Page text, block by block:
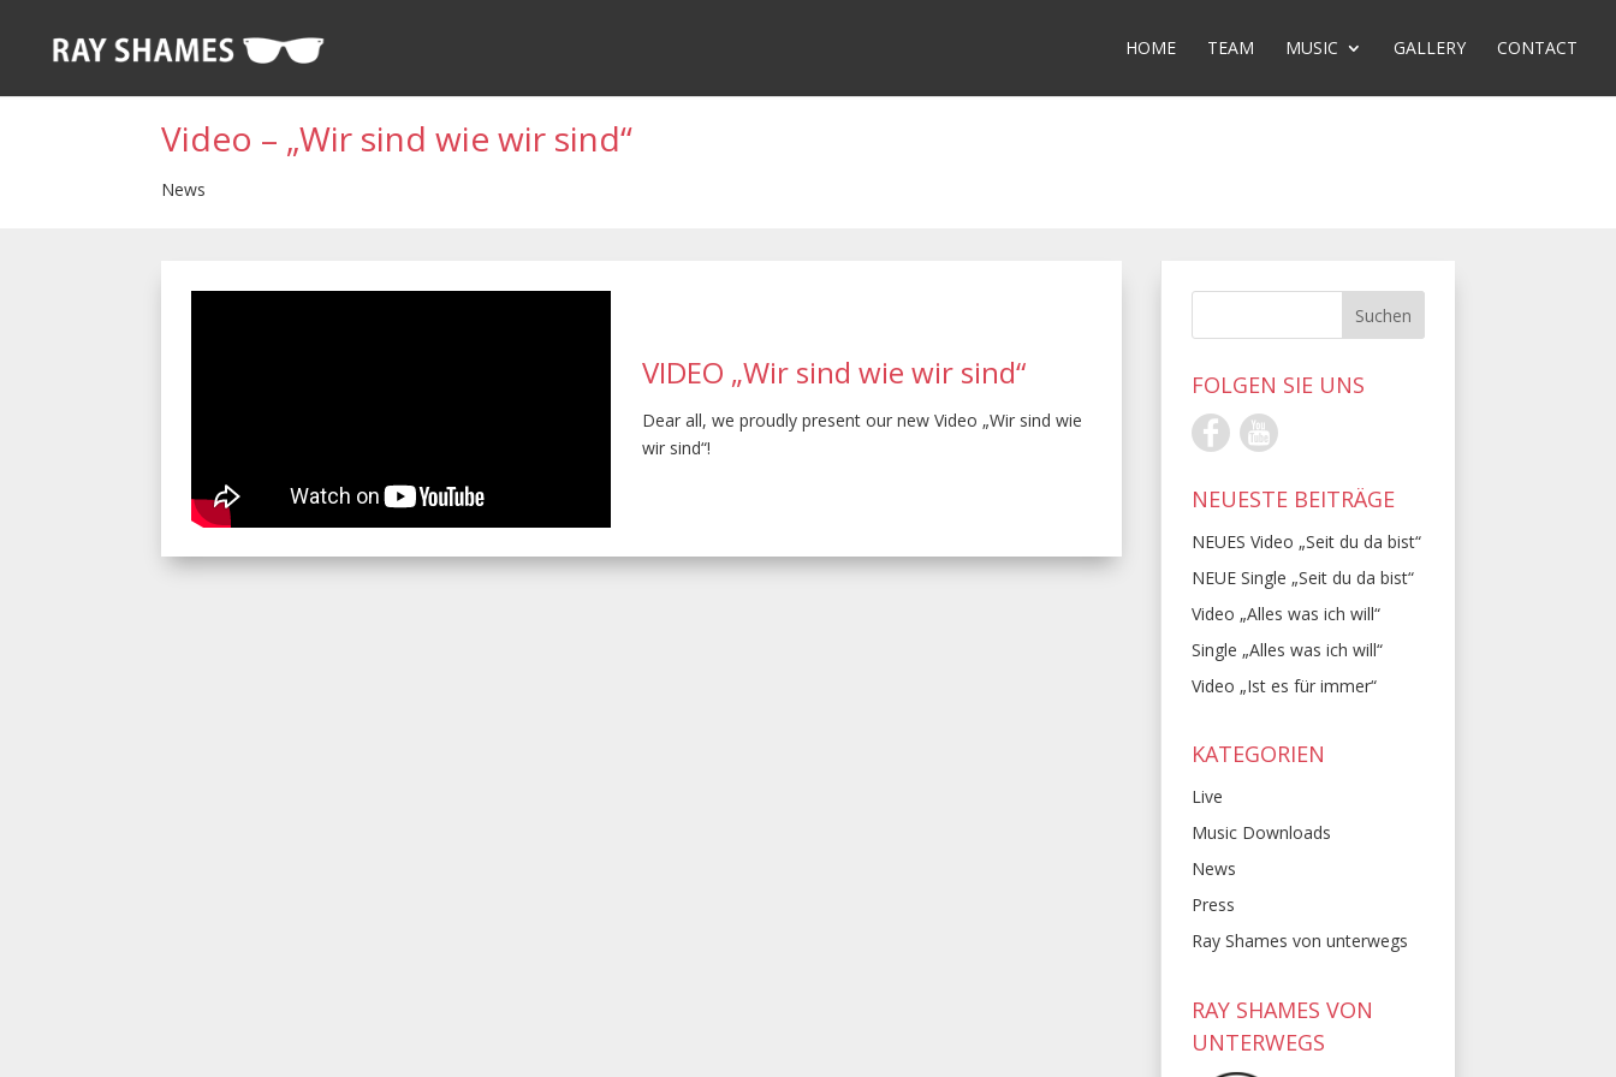
HOME TEAM MUSIC GALLERY CONTACT
Video – „Wir sind wie wir sind“
News
VIDEO „Wir sind wie wir sind“
Dear all, we proudly present our new Video „Wir sind wie
wir sind“!
FOLGEN SIE UNS
NEUESTE BEITRÄGE
NEUES Video „Seit du da bist“
NEUE Single „Seit du da bist“
Video „Alles was ich will“
Single „Alles was ich will“
Video „Ist es für immer“
KATEGORIEN
Live
Music Downloads
News
Press
Ray Shames von unterwegs
RAY SHAMES VON
UNTERWEGS